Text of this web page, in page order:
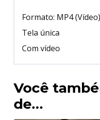
Formato: MP4 (Vídeo)
Tela única
Com vídeo
Você
de…